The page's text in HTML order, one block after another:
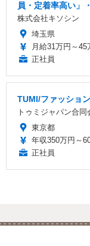
員・定着率高い」
株式会社キソシン
埼玉県
月給31万円～45
正社員
TUMI/ファッショ
トゥミジャパン合同
東京都
年収350万円～
正社員